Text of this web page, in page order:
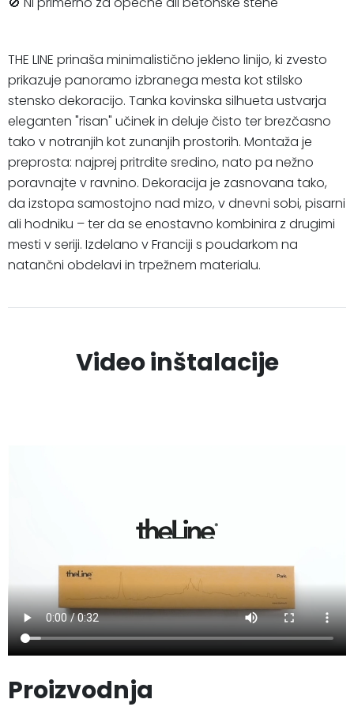
THE LINE prinaša minimalistično jekleno linijo, ki zvesto
prikazuje panoramo izbranega mesta kot stilsko
stensko dekoracijo. Tanka kovinska silhueta ustvarja
eleganten "risan" učinek in deluje čisto ter brezčasno
tako v notranjih kot zunanjih prostorih. Montaža je
preprosta: najprej pritrdite sredino, nato pa nežno
poravnajte v ravnino. Dekoracija je zasnovana tako,
da izstopa samostojno nad mizo, v dnevni sobi, pisarni
ali hodniku – ter da se enostavno kombinira z drugimi
mesti v seriji. Izdelano v Franciji s poudarkom na
natančni obdelavi in trpežnem materialu.
Video inštalacije
Proizvodnja